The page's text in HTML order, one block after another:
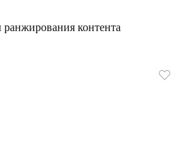
контента